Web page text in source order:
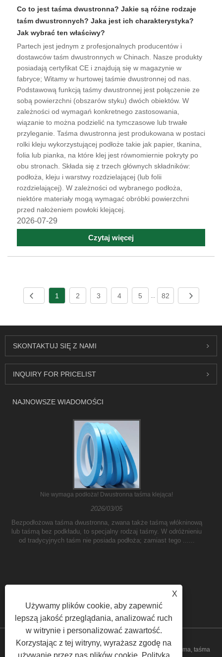
Co to jest taśma dwustronna? Jakie są różne rodzaje
taśm dwustronnych? Jaka jest ich charakterystyka?
Jak wybrać ten właściwy?
Partech jest jednym z profesjonalnych producentów i
dostawców taśm dwustronnych w Chinach. Nasze produkty
posiadają certyfikat CE i znajdują się w magazynie w
fabryce; Witamy w hurtowej taśmie dwustronnej od nas.
Podstawową funkcją taśmy dwustronnej jest połączenie ze
sobą powierzchni (obszarów styku) dwóch obiektów. W
zależności od wymagań konkretnego zastosowania,
wiązanie to można podzielić na tymczasowe lub trwałe
przyleganie. Taśma dwustronna jest produkowana w postaci
rolki kleju wykorzystującej podłoże takie jak papier, tkanina,
folia lub pianka, na które klej jest równomiernie pokryty po
obu stronach. Składa się z trzech głównych składników:
podłoża, kleju i warstwy rozdzielającej (lub folii
rozdzielającej). W zależności od wybranego podłoża,
niektóre materiały mogą wymagać obróbki powierzchni
przed nałożeniem powłoki klejącej.
2026-07-29
Czytaj więcej
1 2 3 4 5 82
SKONTAKTUJ SIĘ Z NAMI
INQUIRY FOR PRICELIST
NAJNOWSZE WIADOMOŚCI
Nie wymaga podłoża! Dwustronna taśma klejąca!
2026/03/05
Bezpodłożowa taśma dwustronna, zwana także taśmą włókninową
lub taśmą bez podkładu, to specjalny rodzaj taśmy. W odróżnieniu
od tradycyjnych taśm nie posiada podłoża; zamiast tego ......
Copyright © 2023 Yilane (Shanghai) Industrial Co Ltd - PVC taśma, taśma
X
Używamy plików cookie, aby zapewnić
lepszą jakość przeglądania, analizować ruch
w witrynie i personalizować zawartość.
Korzystając z tej witryny, wyrażasz zgodę na
używanie przez nas plików cookie. Polityka